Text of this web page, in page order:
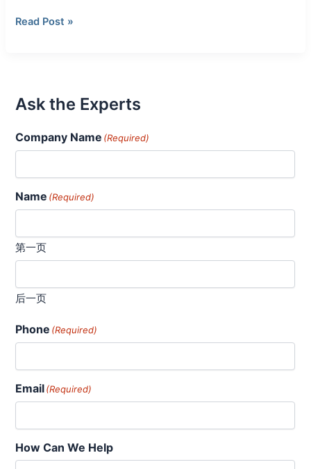
管
Read Post »
Ask the Experts
Company Name (Required)
Name (Required)
第一页
后一页
Phone (Required)
Email(Required)
How Can We Help